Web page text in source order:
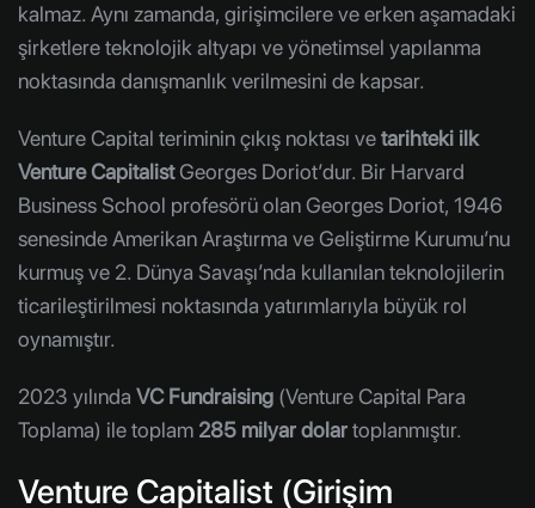
kalmaz. Aynı zamanda, girişimcilere ve erken aşamadaki
şirketlere teknolojik altyapı ve yönetimsel yapılanma
noktasında danışmanlık verilmesini de kapsar.
Venture Capital teriminin çıkış noktası vetarihteki ilk
Venture CapitalistGeorges Doriot’dur. Bir Harvard
Business School profesörü olan Georges Doriot, 1946
senesinde Amerikan Araştırma ve Geliştirme Kurumu’nu
kurmuş ve 2. Dünya Savaşı’nda kullanılan teknolojilerin
ticarileştirilmesi noktasında yatırımlarıyla büyük rol
oynamıştır.
2023 yılında VC Fundraising (Venture Capital Para
Toplama) ile toplam 285 milyar dolartoplanmıştır.
Venture Capitalist (Girişim